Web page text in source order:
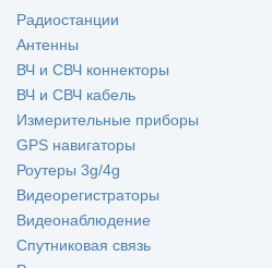
Радиостанции
Антенны
ВЧ и СВЧ коннекторы
ВЧ и СВЧ кабель
Измерительные приборы
GPS навигаторы
Роутеры 3g/4g
Видеорегистраторы
Видеонаблюдение
Спутниковая связь